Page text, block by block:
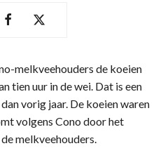
melkveehouders de koeien
tien uur in de wei. Dat is een
vorig jaar. De koeien waren
volgens Cono door het
melkveehouders.